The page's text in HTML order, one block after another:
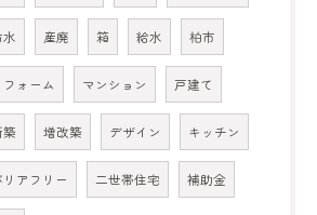
水 産廃 箱 給水 柏市
フォーム マンション 戸建て
築 増改築 デザイン キッチン
リアフリー 二世帯住宅 補助金